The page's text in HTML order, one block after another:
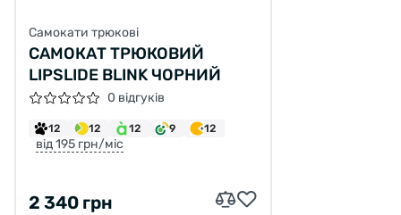
Самокати трюкові
САМОКАТ ТРЮКОВИЙ
LIPSLIDE BLINK ЧОРНИЙ
0 відгуків
12 12 12 9 12
від 195 грн/міс
2 340 грн